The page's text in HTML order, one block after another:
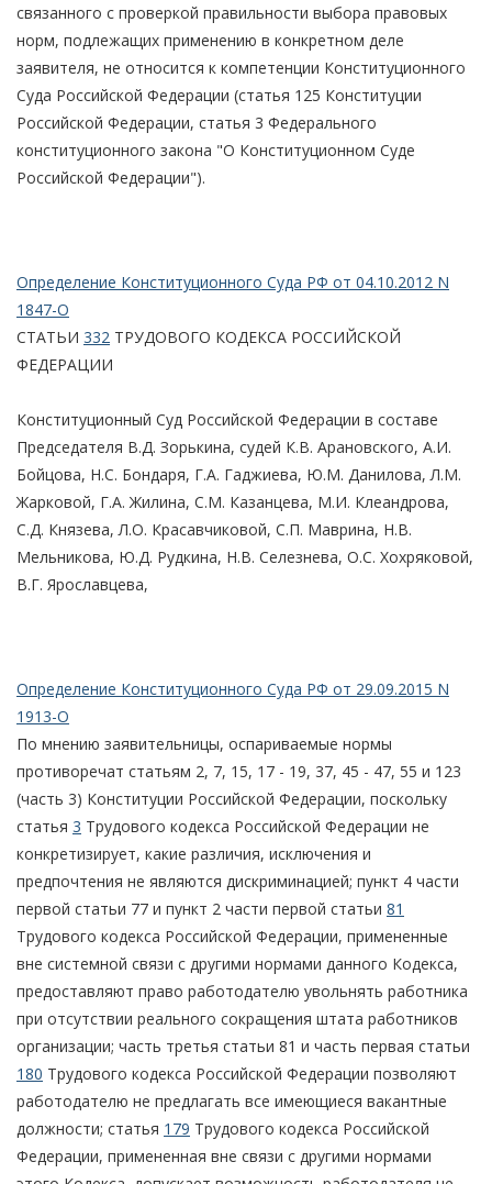
связанного с проверкой правильности выбора правовых
норм, подлежащих применению в конкретном деле
заявителя, не относится к компетенции Конституционного
Суда Российской Федерации (статья 125 Конституции
Российской Федерации, статья 3 Федерального
конституционного закона "О Конституционном Суде
Российской Федерации").
Определение Конституционного Суда РФ от 04.10.2012 N
1847-О
СТАТЬИ 332 ТРУДОВОГО КОДЕКСА РОССИЙСКОЙ
ФЕДЕРАЦИИ
Конституционный Суд Российской Федерации в составе
Председателя В.Д. Зорькина, судей К.В. Арановского, А.И.
Бойцова, Н.С. Бондаря, Г.А. Гаджиева, Ю.М. Данилова, Л.М.
Жарковой, Г.А. Жилина, С.М. Казанцева, М.И. Клеандрова,
С.Д. Князева, Л.О. Красавчиковой, С.П. Маврина, Н.В.
Мельникова, Ю.Д. Рудкина, Н.В. Селезнева, О.С. Хохряковой,
В.Г. Ярославцева,
Определение Конституционного Суда РФ от 29.09.2015 N
1913-О
По мнению заявительницы, оспариваемые нормы
противоречат статьям 2, 7, 15, 17 - 19, 37, 45 - 47, 55 и 123
(часть 3) Конституции Российской Федерации, поскольку
статья 3 Трудового кодекса Российской Федерации не
конкретизирует, какие различия, исключения и
предпочтения не являются дискриминацией; пункт 4 части
первой статьи 77 и пункт 2 части первой статьи 81
Трудового кодекса Российской Федерации, примененные
вне системной связи с другими нормами данного Кодекса,
предоставляют право работодателю увольнять работника
при отсутствии реального сокращения штата работников
организации; часть третья статьи 81 и часть первая статьи
180 Трудового кодекса Российской Федерации позволяют
работодателю не предлагать все имеющиеся вакантные
должности; статья 179 Трудового кодекса Российской
Федерации, примененная вне связи с другими нормами